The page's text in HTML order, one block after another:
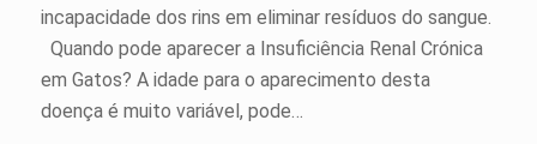
incapacidade dos rins em eliminar resíduos do sangue.
Quando pode aparecer a Insuficiência Renal Crónica
em Gatos? A idade para o aparecimento desta
doença é muito variável, pode…